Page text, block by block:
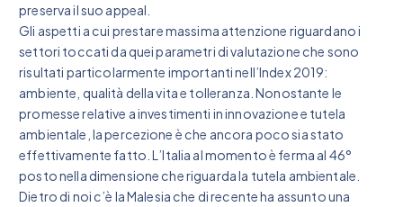
preserva il suo appeal.
Gli aspetti a cui prestare massima attenzione riguardano i
settori toccati da quei parametri di valutazione che sono
risultati particolarmente importanti nell’Index 2019:
ambiente, qualità della vita e tolleranza. Nonostante le
promesse relative a investimenti in innovazione e tutela
ambientale, la percezione è che ancora poco sia stato
effettivamente fatto. L’Italia al momento è ferma al 46°
posto nella dimensione che riguarda la tutela ambientale.
Dietro di noi c’è la Malesia che di recente ha assunto una